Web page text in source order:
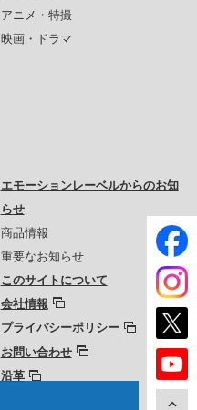
アニメ・特撮
映画・ドラマ
エモーションレーベルからのお知
らせ
商品情報
重要なお知らせ
このサイトについて
会社情報
プライバシーポリシー
お問い合わせ
沿革